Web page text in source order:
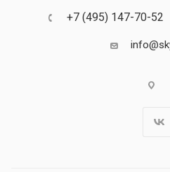
+7 (495) 147-70-52